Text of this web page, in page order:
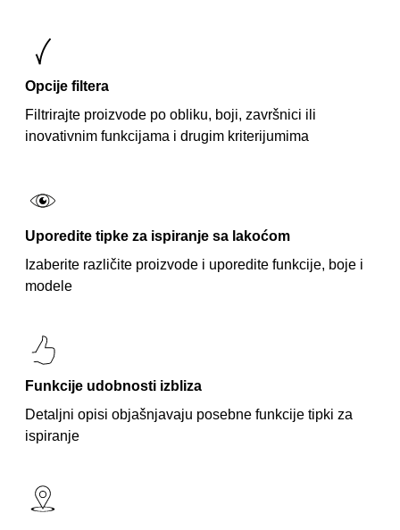
Opcije filtera
Filtrirajte proizvode po obliku, boji, završnici ili
inovativnim funkcijama i drugim kriterijumima
Uporedite tipke za ispiranje sa lakoćom
Izaberite različite proizvode i uporedite funkcije, boje i
modele
Funkcije udobnosti izbliza
Detaljni opisi objašnjavaju posebne funkcije tipki za
ispiranje